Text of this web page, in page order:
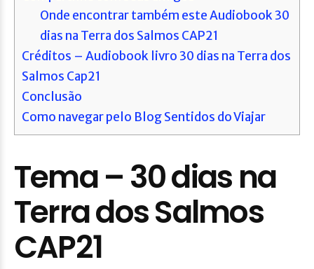
Onde encontrar também este Audiobook 30
dias na Terra dos Salmos CAP21
Créditos – Audiobook livro 30 dias na Terra dos
Salmos Cap21
Conclusão
Como navegar pelo Blog Sentidos do Viajar
Tema – 30 dias na
Terra dos Salmos
CAP21